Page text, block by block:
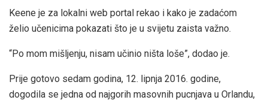
Keene je za lokalni web portal rekao i kako je zadaćom
želio učenicima pokazati što je u svijetu zaista važno.
“Po mom mišljenju, nisam učinio ništa loše”, dodao je.
Prije gotovo sedam godina, 12. lipnja 2016. godine,
dogodila se jedna od najgorih masovnih pucnjava u Orlandu,